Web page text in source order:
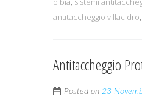
antitaccheggio villacidro,
Antitaccheggio
Posted on 23